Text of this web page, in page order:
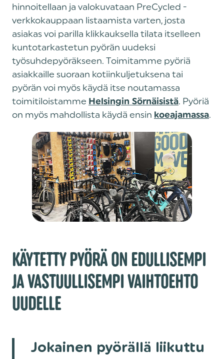
hinnoitellaan ja valokuvataan PreCycled -
verkkokauppaan listaamista varten, josta
asiakas voi parilla klikkauksella tilata itselleen
kuntotarkastetun pyörän uudeksi
työsuhdepyöräkseen. Toimitamme pyöriä
asiakkaille suoraan kotiinkuljetuksena tai
pyörän voi myös käydä itse noutamassa
toimitiloistamme Helsingin Sörnäisistä. Pyöriä
on myös mahdollista käydä ensin koeajamassa.‍
KÄYTETTY PYÖRÄ ON EDULLISEMPI
JA VASTUULLISEMPI VAIHTOEHTO
UUDELLE
Jokainen pyörällä liikuttu